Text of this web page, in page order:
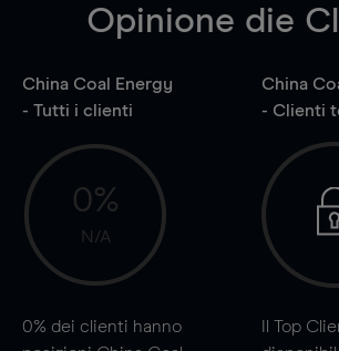
Opinione die
China Coal Energy
- Tutti i clienti
0%
N/A
0% dei clienti hanno
China
- Clienti
Il Top